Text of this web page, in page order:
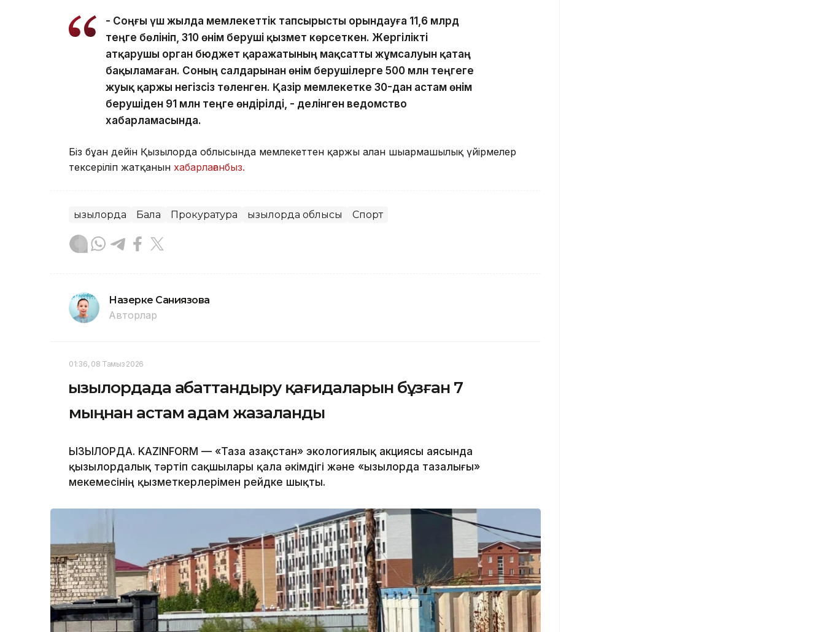
- Соңғы үш жылда мемлекеттік тапсырысты орындауға 11,6 млрд
теңге бөлініп, 310 өнім беруші қызмет көрсеткен. Жергілікті
атқарушы орган бюджет қаражатының мақсатты жұмсалуын қатаң
бақыламаған. Соның салдарынан өнім берушілерге 500 млн теңгеге
жуық қаржы негізсіз төленген. Қазір мемлекетке 30-дан астам өнім
берушіден 91 млн теңге өндірілді, - делінген ведомство
хабарламасында.
Біз бұған дейін Қызылорда облысында мемлекеттен қаржы алған шығармашылық үйірмелер
тексеріліп жатқанын хабарлағанбыз.
Қызылорда Бала Прокуратура Қызылорда облысы Спорт
Назерке Саниязова
Авторлар
01:36, 08 Тамыз 2026
Қызылордада абаттандыру қағидаларын бұзған 7
мыңнан астам адам жазаланды
ҚЫЗЫЛОРДА. KAZINFORM — «Таза Қазақстан» экологиялық акциясы аясында
қызылордалық тәртіп сақшылары қала әкімдігі және «Қызылорда тазалығы»
мекемесінің қызметкерлерімен рейдке шықты.